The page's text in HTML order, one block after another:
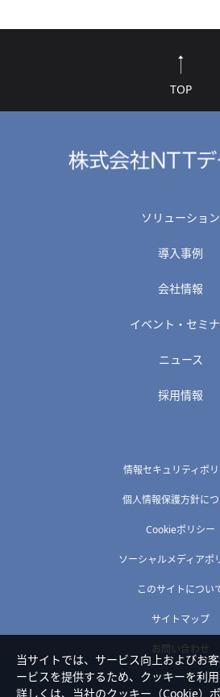
TOP
ソリューション
導入事例
会社情報
イベント・セミ
ニュース
採用情報
情報セキュリティポ
個人情報保護方針に
Cookieポリシー
ソーシャルメディアポ
このサイトについ
サイトマップ
お問い合わせ
当サイトでは、サービス向上およびお
ービスを提供するため、クッキーを利用
詳しくは、当社のクッキー（Cookie）